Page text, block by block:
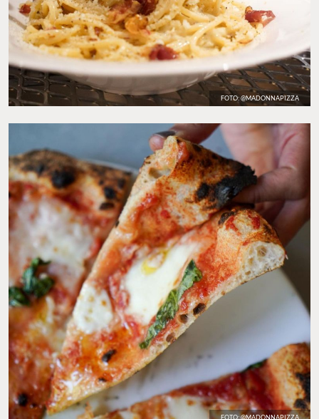
FOTO: @MADONNAPIZZA